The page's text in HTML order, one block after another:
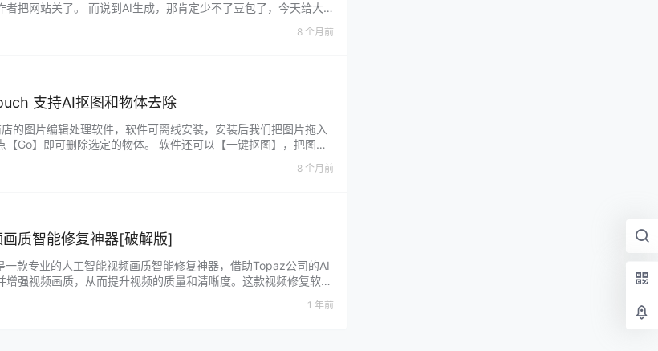
把网站关了。 而说到AI生成，那肯定少不了豆包了，今天给大
软件大小仅1.56M，需要连网才能使用，而且电脑中一定要安装E
要运行webview（文末有提供webview下载）。 看看下面是我用
8 个月前
支持AI抠图和物体去除
的图片编辑处理软件，软件可离线安装，安装后我们把图片拖入
Go】即可删除选定的物体。 软件还可以【一键抠图】，把图片
“去白边”、“去噪”。 另外，软件还有添加背景的功能，可添加纯
。 此外，软件还可以快速修复图片和裁剪的功能...
8 个月前
质智能修复神器[破解版]
款专业的人工智能视频画质智能修复神器，借助Topaz公司的AI
强视频画质，从而提升视频的质量和清晰度。这款视频修复软件
强提供了卓越的效果。 版本介绍 1、TopazVideoAI免激活中文
无水印 2、去升级提示弹窗、删除反馈组件、删除多国…...
1 年前